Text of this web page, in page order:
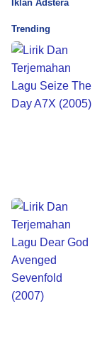
Iklan Adstera
Trending